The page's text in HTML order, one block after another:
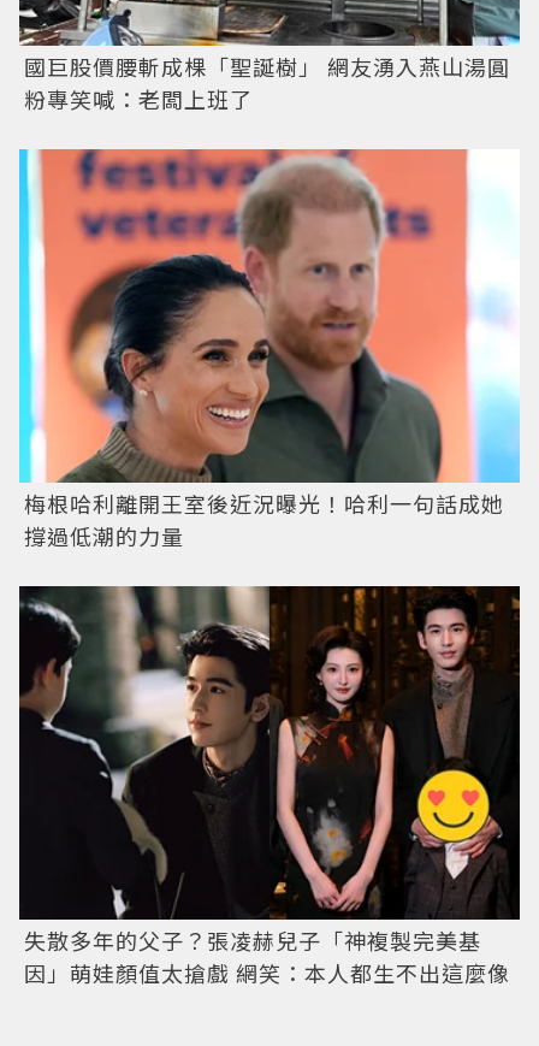
國巨股價腰斬成棵「聖誕樹」 網友湧入燕山湯圓
粉專笑喊：老闆上班了
梅根哈利離開王室後近況曝光！哈利一句話成她
撐過低潮的力量
失散多年的父子？張凌赫兒子「神複製完美基
因」萌娃顏值太搶戲 網笑：本人都生不出這麼像